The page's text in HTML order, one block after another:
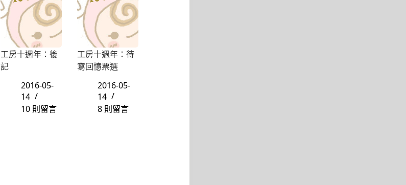
工房十週年：後
記
2016-05-
14
10 則留言
工房十週年：待
寫回憶票選
2016-05-
14
8 則留言